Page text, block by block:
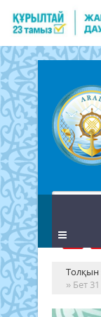
Толқын
» Бет 31